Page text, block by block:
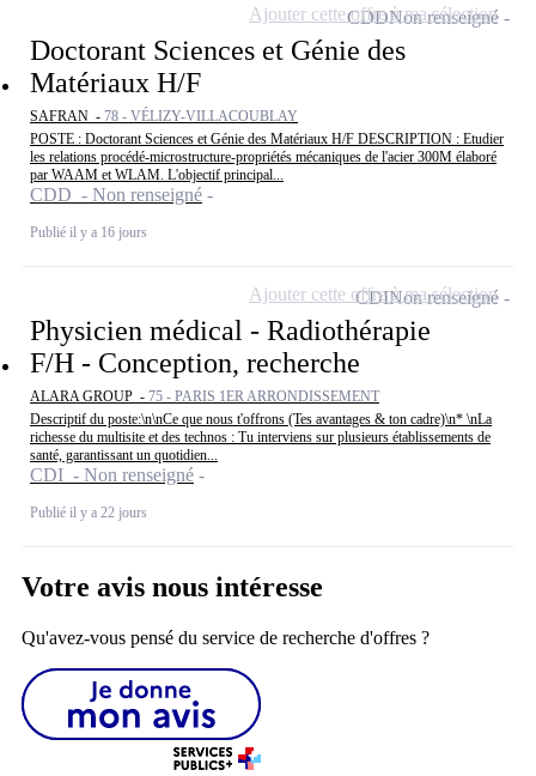
Doctorant Sciences et Génie des
Matériaux H/F
SAFRAN - 78 - VÉLIZY-VILLACOUBLAY
POSTE : Doctorant Sciences et Génie des Matériaux H/F DESCRIPTION : Etudier
les relations procédé-microstructure-propriétés mécaniques de l'acier 300M élaboré
par WAAM et WLAM. L'objectif principal...
CDD - Non renseigné
Publié il y a 16 jours
CDDNon renseigné
Ajouter cette offre à ma sélection
Physicien médical - Radiothérapie
F/H - Conception, recherche
ALARA GROUP - 75 - PARIS 1ER ARRONDISSEMENT
Descriptif du poste:\n\nCe que nous t'offrons (Tes avantages & ton cadre)\n* \nLa
richesse du multisite et des technos : Tu interviens sur plusieurs établissements de
santé, garantissant un quotidien...
CDI - Non renseigné
Publié il y a 22 jours
CDINon renseigné
Ajouter cette offre à ma sélection
Votre avis nous intéresse
Qu'avez-vous pensé du service de recherche d'offres ?